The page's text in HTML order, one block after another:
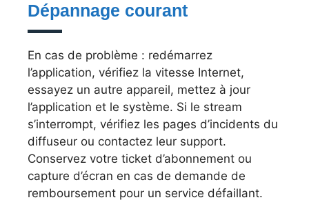
Dépannage courant
En cas de problème : redémarrez
l’application, vérifiez la vitesse Internet,
essayez un autre appareil, mettez à jour
l’application et le système. Si le stream
s’interrompt, vérifiez les pages d’incidents du
diffuseur ou contactez leur support.
Conservez votre ticket d’abonnement ou
capture d’écran en cas de demande de
remboursement pour un service défaillant.